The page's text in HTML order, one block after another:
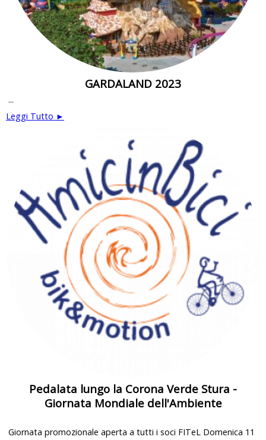
GARDALAND 2023
...
Leggi Tutto ►
Pedalata lungo la Corona Verde Stura -
Giornata Mondiale dell'Ambiente
Giornata promozionale aperta a tutti i soci FITeL Domenica 11